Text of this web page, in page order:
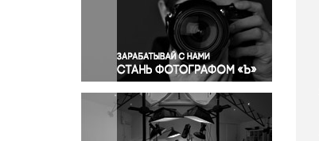
Политика
Правосудие
Происшествия и конфликты
Религия
Светская жизнь
Спорт
Экология